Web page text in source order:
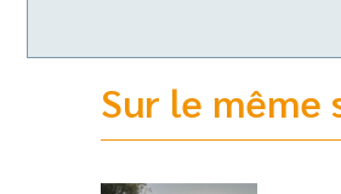
Sur le même